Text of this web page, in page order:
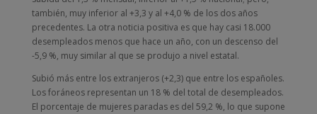
también, muy inferior al +3,3 y al +4,0 % de los dos años
precedentes. La otra noticia positiva es que hay casi 18.000
desempleados menos que hace un año, con un descenso del
-5,9 %, muy similar al que se produjo a nivel estatal.
Subió más entre los extranjeros (+2,3) que entre los españoles.
Los foráneos representan un 18 % del total de desempleados.
El porcentaje de mujeres paradas es del 59,2 %, lo que supone